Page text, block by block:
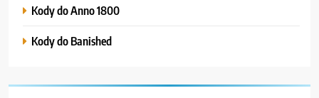
Kody do Anno 1800
Kody do Banished